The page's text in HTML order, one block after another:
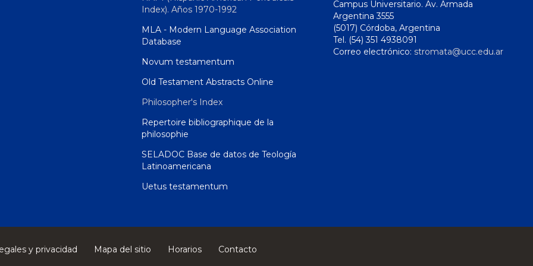
Index). Años 1970-1992
MLA - Modern Language Association
Database
Novum testamentum
Old Testament Abstracts Online
Philosopher's Index
Repertoire bibliographique de la
philosophie
SELADOC Base de datos de Teología
Latinoamericana
Uetus testamentum
Campus Universitario. Av. Armada
Argentina 3555
(5017) Córdoba, Argentina
Tel. (54) 351 4938091
Correo electrónico: stromata@ucc.edu.ar
y privacidad Mapa del sitio Horarios
Contacto